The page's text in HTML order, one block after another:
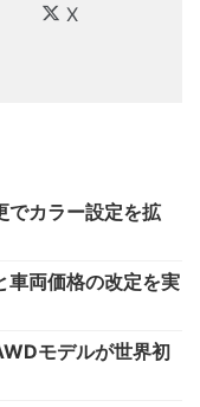
X
でカラー設定を拡
車両価格の改定を実
モデルが世界初